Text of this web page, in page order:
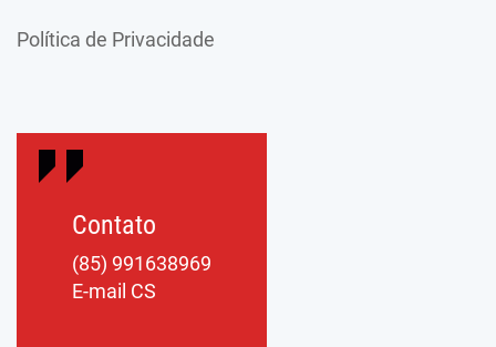
Política de Privacidade
Contato
(85) 991638969
E-mail CS